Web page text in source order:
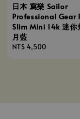
日本 寫樂 Sailor
Professional Gear
Slim Mini 14k 迷你
月藍
Regular
NT$ 4,500